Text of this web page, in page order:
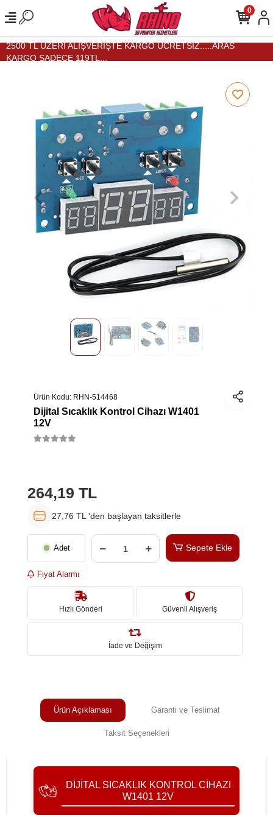
2500 TL ÜZERİ ALIŞVERİŞTE KARGO ÜCRETSİZ.....ARAS
KARGO SADECE 119TL...
0
Ürün Kodu: RHN-514468
Dijital Sıcaklık Kontrol Cihazı W1401
12V
264,19 TL
27,76 TL 'den başlayan taksitlerle
Adet Sepete Ekle
Fiyat Alarmı
Hızlı Gönderi Güvenli Alışveriş
İade ve Değişim
Ürün Açıklaması Garanti ve Teslimat
Taksit Seçenekleri
DIJITAL SICAKLIK KONTROL CIHAZI
W1401 12V